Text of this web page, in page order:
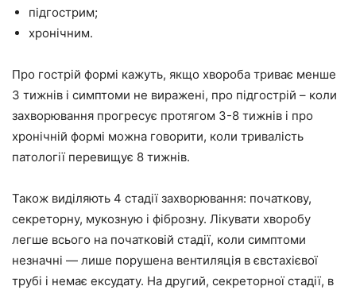
підгострим;
хронічним.
Про гострій формі кажуть, якщо хвороба триває менше
3 тижнів і симптоми не виражені, про підгострій – коли
захворювання прогресує протягом 3-8 тижнів і про
хронічній формі можна говорити, коли тривалість
патології перевищує 8 тижнів.
Також виділяють 4 стадії захворювання: початкову,
секреторну, мукозную і фіброзну. Лікувати хворобу
легше всього на початковій стадії, коли симптоми
незначні — лише порушена вентиляція в євстахієвої
трубі і немає ексудату. На другий, секреторної стадії, в